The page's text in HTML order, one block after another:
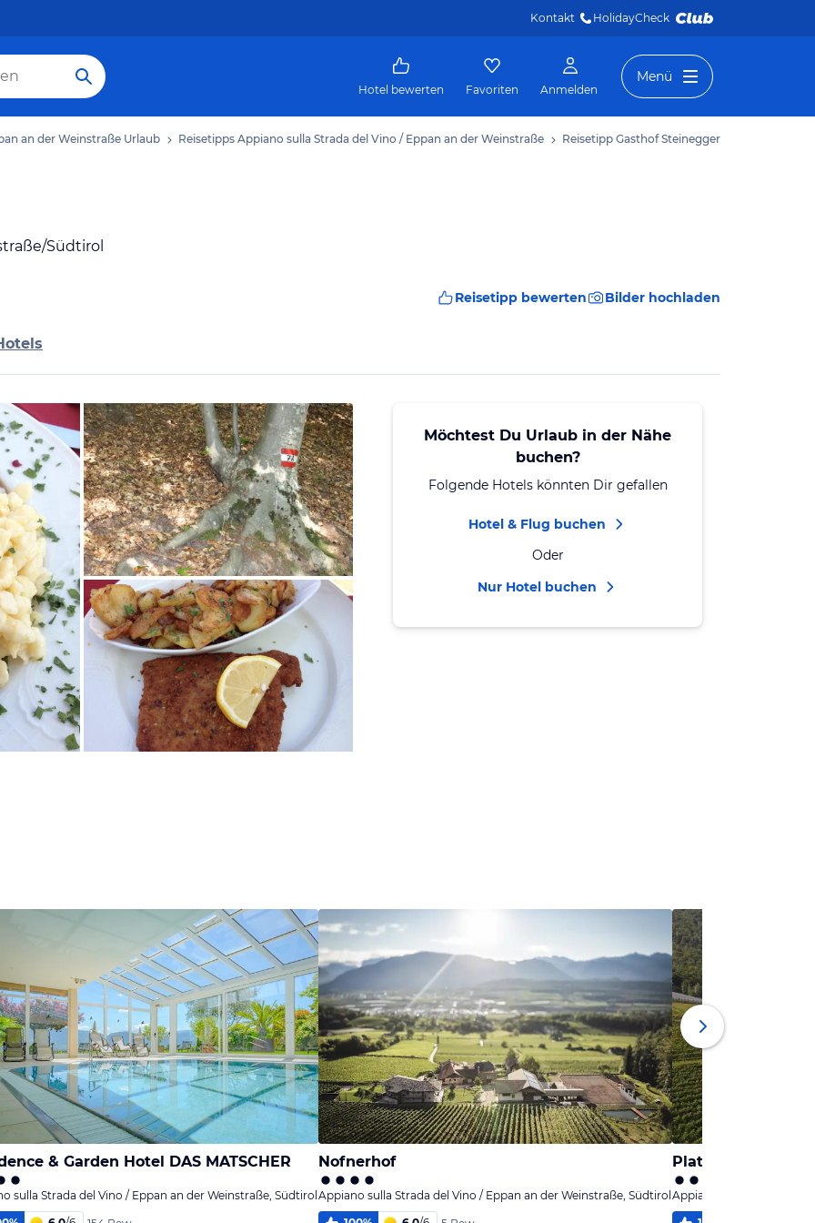
Kontakt HolidayCheck
Hotel bewerten Favoriten Anmelden
Menü
an der Weinstraße Urlaub Reisetipps Appiano sulla Strada del Vino / Eppan an der Weinstraße Reisetipp Gasthof Steinegger
Südtirol
Reisetipp bewerten Bilder hochladen
Bild melden
von Tanja
Möchtest Du Urlaub in der Nähe
buchen?
Folgende Hotels könnten Dir gefallen
Hotel & Flug buchen
Oder
Nur Hotel buchen
& Garden Hotel DAS MATSCHER
sulla Strada del Vino / Eppan an der Weinstraße, Südtirol
Nofnerhof
Appiano sulla Strada del Vino / Eppan an der Weinstraße, Südtirol
Plattenriegelhof-
Appiano sulla Strada del